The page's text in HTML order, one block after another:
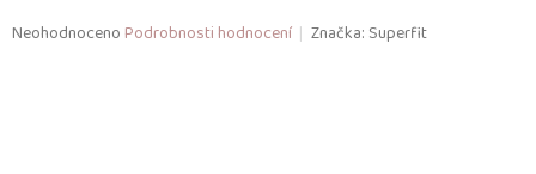
Průměrné
NeohodnocenoPodrobnosti hodnocení Značka: Superfit